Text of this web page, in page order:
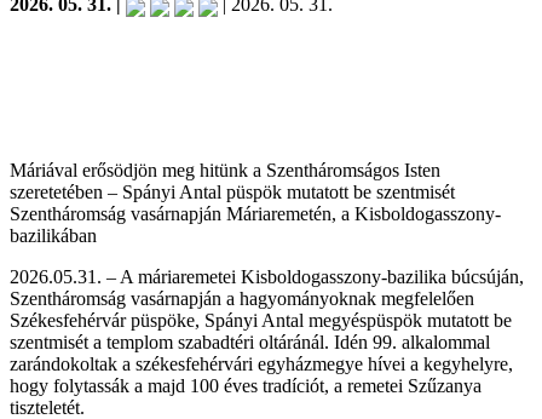
2026. 05. 31. | | 2026. 05. 31.
Máriával erősödjön meg hitünk a Szentháromságos Isten
szeretetében – Spányi Antal püspök mutatott be szentmisét
Szentháromság vasárnapján Máriaremetén, a Kisboldogasszony-
bazilikában
2026.05.31. – A máriaremetei Kisboldogasszony-bazilika búcsúján,
Szentháromság vasárnapján a hagyományoknak megfelelően
Székesfehérvár püspöke, Spányi Antal megyéspüspök mutatott be
szentmisét a templom szabadtéri oltáránál. Idén 99. alkalommal
zarándokoltak a székesfehérvári egyházmegye hívei a kegyhelyre,
hogy folytassák a majd 100 éves tradíciót, a remetei Szűzanya
tiszteletét.